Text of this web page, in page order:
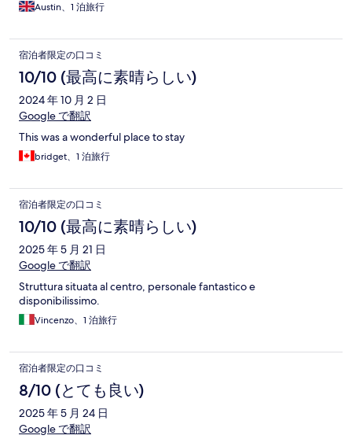
Austin、1 泊旅行
宿泊者限定の口コミ
10/10 (最高に素晴らしい)
2024 年 10 月 2 日
Google で翻訳
This was a wonderful place to stay
bridget、1 泊旅行
宿泊者限定の口コミ
10/10 (最高に素晴らしい)
2025 年 5 月 21 日
Google で翻訳
Struttura situata al centro, personale fantastico e
disponibilissimo.
Vincenzo、1 泊旅行
宿泊者限定の口コミ
8/10 (とても良い)
2025 年 5 月 24 日
Google で翻訳